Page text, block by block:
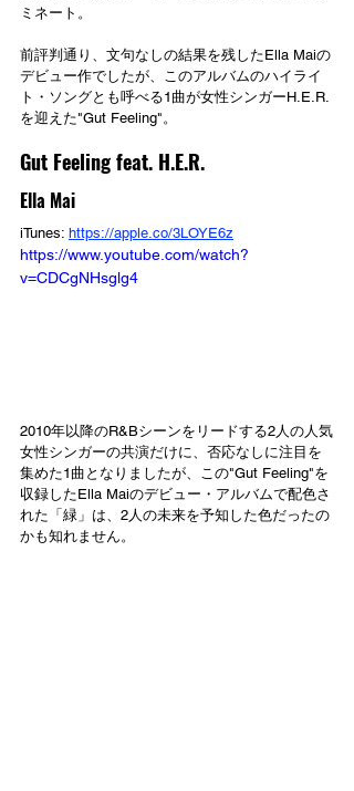
ミネート。
前評判通り、文句なしの結果を残したElla Maiの
デビュー作でしたが、このアルバムのハイライ
ト・ソングとも呼べる1曲が女性シンガーH.E.R.
を迎えた"Gut Feeling"。
Gut Feeling feat. H.E.R.
Ella Mai
iTunes: https://apple.co/3LOYE6z
https://www.youtube.com/watch?
v=CDCgNHsglg4
2010年以降のR&Bシーンをリードする2人の人気
女性シンガーの共演だけに、否応なしに注目を
集めた1曲となりましたが、この"Gut Feeling"を
収録したElla Maiのデビュー・アルバムで配色さ
れた「緑」は、2人の未来を予知した色だったの
かも知れません。